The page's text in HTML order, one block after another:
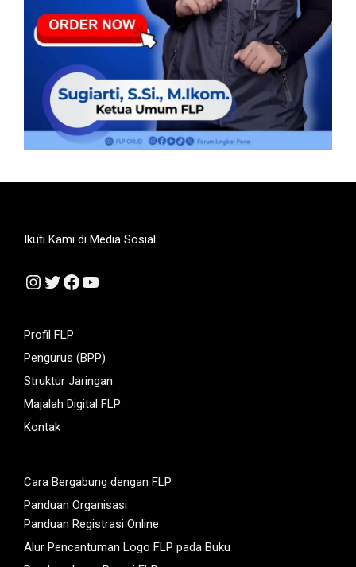
Ikuti Kami di Media Sosial
Instagram
Twitter
Facebook
YouTube
Profil FLP
Pengurus (BPP)
Struktur Jaringan
Majalah Digital FLP
Kontak
Cara Bergabung dengan FLP
Panduan Organisasi
Panduan Registrasi Online
Alur Pencantuman Logo FLP pada Buku